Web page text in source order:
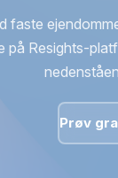
faste
på Resights-
Prøv